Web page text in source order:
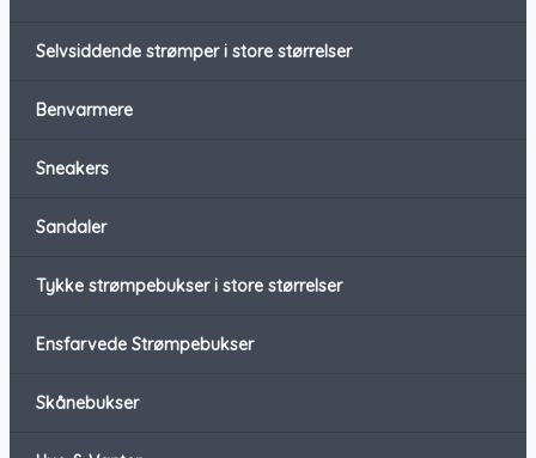
Selvsiddende strømper i store størrelser
Benvarmere
Sneakers
Sandaler
Tykke strømpebukser i store størrelser
Ensfarvede Strømpebukser
Skånebukser